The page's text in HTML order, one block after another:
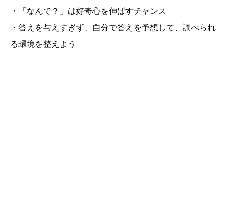
・「なんで？」は好奇心を伸ばすチャンス
・答えを与えすぎず、自分で答えを予想して、調べられ
る環境を整えよう